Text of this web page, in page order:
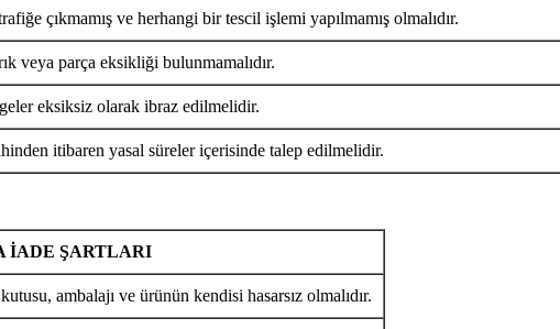
çıkmamış ve herhangi bir tescil işlemi yapılmamış olmalıdır.
veya parça eksikliği bulunmamalıdır.
eksiksiz olarak ibraz edilmelidir.
itibaren yasal süreler içerisinde talep edilmelidir.
İADE ŞARTLARI
ambalajı ve ürünün kendisi hasarsız olmalıdır.